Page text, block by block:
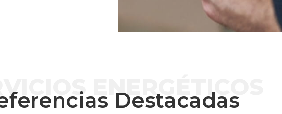
ENERGÉTICOS
Destacadas